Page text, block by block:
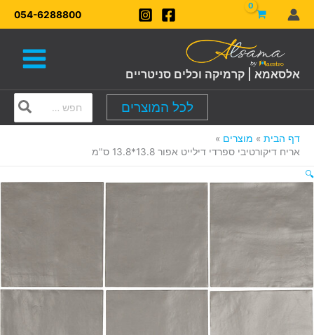
דילוג
לתוכן
054-6288800
אלסאמא | קרמיקה וכלים סניטריים
לכל המוצרים
for:
דף הבית
מוצרים
אריח דיקורטיבי ספרדי דילייט אפור 13.8*13.8 ס"מ
🔍